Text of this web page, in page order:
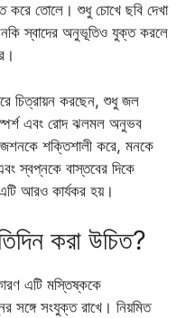
তোলে। শুধু চোখে ছবি দেখা
স্বাদের অনুভূতিও যুক্ত করলে
চিত্রায়ন করছেন, শুধু জল
স্পর্শ এবং রোদ ঝলমল অনুভব
শক্তিশালী করে, মনকে
স্বপ্নকে বাস্তবের দিকে
আরও কার্যকর হয়।
করা উচিত?
এটি মস্তিষ্ককে
সঙ্গে সংযুক্ত রাখে। নিয়মিত